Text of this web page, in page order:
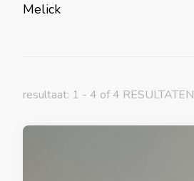
Melick
resultaat: 1 - 4 of 4 RESULTATEN